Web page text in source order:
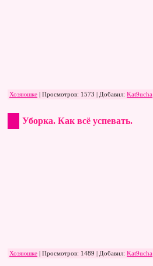
Хозяюшке | Просмотров: 1573 | Добавил: Kat9ucha
Уборка. Как всё успевать.
Хозяюшке | Просмотров: 1489 | Добавил: Kat9ucha